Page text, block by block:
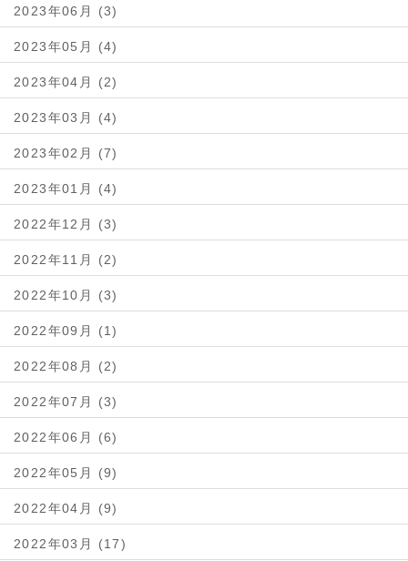
2023年06月 (3)
2023年05月 (4)
2023年04月 (2)
2023年03月 (4)
2023年02月 (7)
2023年01月 (4)
2022年12月 (3)
2022年11月 (2)
2022年10月 (3)
2022年09月 (1)
2022年08月 (2)
2022年07月 (3)
2022年06月 (6)
2022年05月 (9)
2022年04月 (9)
2022年03月 (17)